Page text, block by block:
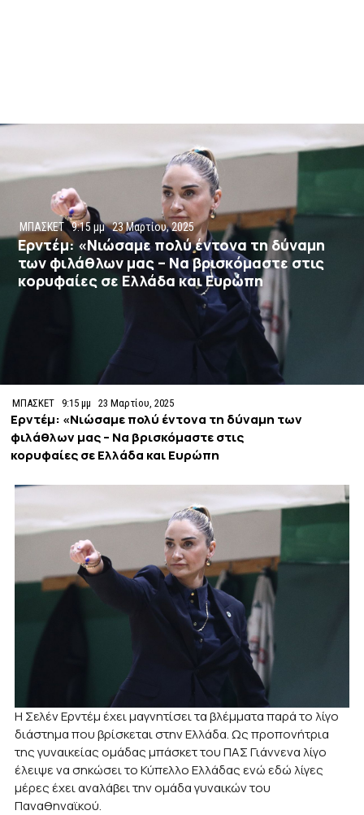
ΜΠΑΣΚΕΤ 9:15 μμ 23 Μαρτίου, 2025
Ερντέμ: «Νιώσαμε πολύ έντονα τη δύναμη
των φιλάθλων μας – Να βρισκόμαστε στις
κορυφαίες σε Ελλάδα και Ευρώπη
ΜΠΑΣΚΕΤ 9:15 μμ 23 Μαρτίου, 2025
Ερντέμ: «Νιώσαμε πολύ έντονα τη δύναμη των
φιλάθλων μας – Να βρισκόμαστε στις
κορυφαίες σε Ελλάδα και Ευρώπη
Η Σελέν Ερντέμ έχει μαγνητίσει τα βλέμματα παρά το λίγο
διάστημα που βρίσκεται στην Ελλάδα. Ως προπονήτρια
της γυναικείας ομάδας μπάσκετ του ΠΑΣ Γιάννενα λίγο
έλειψε να σηκώσει το Κύπελλο Ελλάδας ενώ εδώ λίγες
μέρες έχει αναλάβει την ομάδα γυναικών του
Παναθηναϊκού.